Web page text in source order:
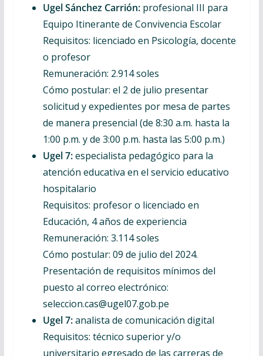
Ugel Sánchez Carrión:profesional III para
Equipo Itinerante de Convivencia Escolar
Requisitos: licenciado en Psicología, docente
o profesor
Remuneración: 2.914 soles
Cómo postular: el 2 de julio presentar
solicitud y expedientes por mesa de partes
de manera presencial (de 8:30 a.m. hasta la
1:00 p.m. y de 3:00 p.m. hasta las 5:00 p.m.)
Ugel 7:especialista pedagógico para la
atención educativa en el servicio educativo
hospitalario
Requisitos: profesor o licenciado en
Educación, 4 años de experiencia
Remuneración: 3.114 soles
Cómo postular: 09 de julio del 2024.
Presentación de requisitos mínimos del
puesto al correo electrónico:
seleccion.cas@ugel07.gob.pe
Ugel 7:analista de comunicación digital
Requisitos: técnico superior y/o
universitario egresado de las carreras de